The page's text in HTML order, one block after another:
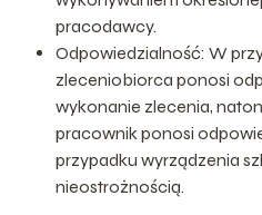
pracodawcy.
Odpowiedzialność: W
zleceniobiorca ponosi
wykonanie zlecenia,
pracownik ponosi
przypadku wyrządzenia
nieostrożnością.